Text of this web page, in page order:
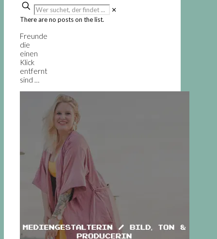
Wer
suchet,
der
...
✕
There are no posts on the list.
Freunde
die
einen
Klick
entfernt
sind …